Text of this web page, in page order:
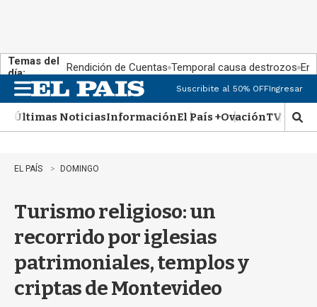
Temas del
día:
Rendición de Cuentas Temporal causa destrozos En
n
u
Suscribite al 50% OFFIngresar
Últimas NoticiasInformaciónEl País +OvaciónTV Show
M
o
EL PAÍS DOMINGO
Turismo religioso: un
recorrido por iglesias
patrimoniales, templos y
criptas de Montevideo